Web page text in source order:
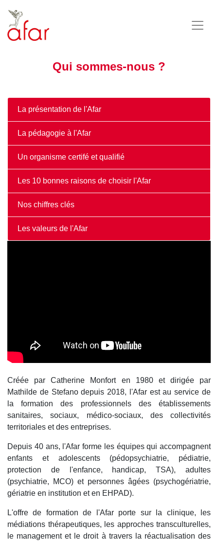
Qui sommes-nous ?
La présentation de l'Afar
La pédagogie à l'Afar
Un organisme certifé et qualifié
Les 10 bonnes raisons de choisir l'Afar
Nos chiffres clés
Les valeurs de l'Afar
Créée par Catherine Monfort en 1980 et dirigée par
Mathilde de Stefano depuis 2018, l'Afar est au service de
la formation des professionnels des établissements
sanitaires, sociaux, médico-sociaux, des collectivités
territoriales et des entreprises.
Depuis 40 ans, l'Afar forme les équipes qui accompagnent
enfants et adolescents (pédopsychiatrie, pédiatrie,
protection de l'enfance, handicap, TSA), adultes
(psychiatrie, MCO) et personnes âgées (psychogériatrie,
gériatrie en institution et en EHPAD).
L'offre de formation de l'Afar porte sur la clinique, les
médiations thérapeutiques, les approches transculturelles,
le management et le droit à travers la réactualisation des